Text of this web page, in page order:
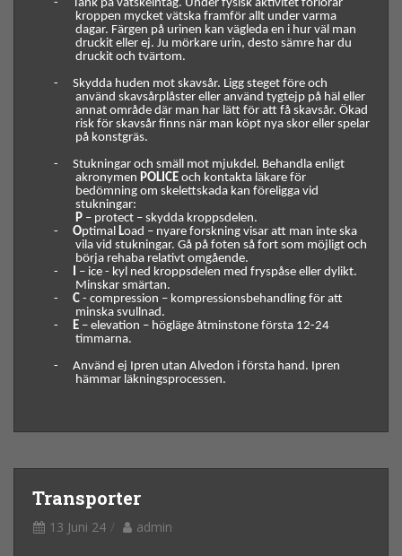
-
Tänk på vätskeintag. Under fysisk aktivitet förlorar
kroppen mycket vätska framför allt under varma
dagar. Färgen på urinen kan vägleda en i hur väl man
druckit eller ej. Ju mörkare urin, desto sämre har du
druckit och tvärtom.
-
Skydda huden mot skavsår. Ligg steget före och
använd skavsårplåster eller använd tygtejp på häl eller
annat område där man har lätt för att få skavsår. Ökad
risk för skavsår finns när man köpt nya skor eller spelar
på konstgräs.
-
Stukningar och smäll mot mjukdel. Behandla enligt
akronymen POLICE och kontakta läkare för
bedömning om skelettskada kan föreligga vid
stukningar:
P – protect – skydda kroppsdelen.
-
Optimal Load – nyare forskning visar att man inte ska
vila vid stukningar. Gå på foten så fort som möjligt och
börja rehaba relativt omgående.
-
– ice - kyl ned kroppsdelen med fryspåse eller dylikt.
Minskar smärtan.
-
C - compression – kompressionsbehandling för att
minska svullnad.
-
E – elevation – högläge åtminstone första 12-24
timmarna.
-
Använd ej Ipren utan Alvedon i första hand. Ipren
hämmar läkningsprocessen.
Transporter
13 Juni 24 admin